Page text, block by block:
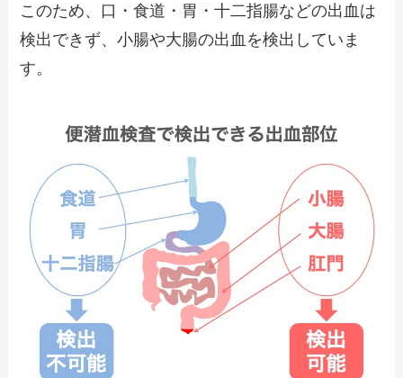
このため、口・食道・胃・十二指腸などの出血は
検出できず、小腸や大腸の出血を検出していま
す。